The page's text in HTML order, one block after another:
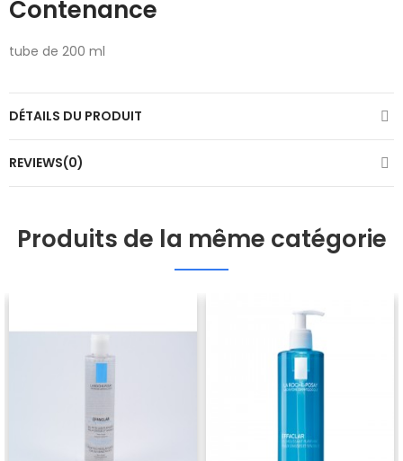
Contenance
tube de 200 ml
DÉTAILS DU PRODUIT
REVIEWS(0)
Produits de la même catégorie